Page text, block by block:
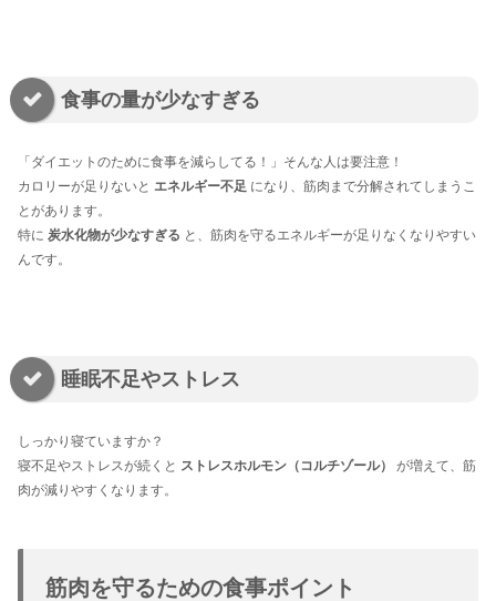
食事の量が少なすぎる
「ダイエットのために食事を減らしてる！」そんな人は要注意！
カロリーが足りないと エネルギー不足 になり、筋肉まで分解されてしまうこ
とがあります。
特に 炭水化物が少なすぎる と、筋肉を守るエネルギーが足りなくなりやすい
んです。
睡眠不足やストレス
しっかり寝ていますか？
寝不足やストレスが続くと ストレスホルモン（コルチゾール）
が増えて、筋
肉が減りやすくなります。
筋肉を守るための食事ポイント